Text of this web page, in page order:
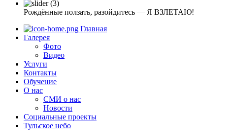
Рождённые ползать, разойдитесь — Я ВЗЛЕТАЮ!
Главная
Галерея
Фото
Видео
Услуги
Контакты
Обучение
О нас
СМИ о нас
Новости
Социальные проекты
Тульское небо